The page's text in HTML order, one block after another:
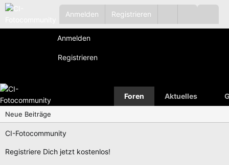
Anmelden Registrieren
Anmelden
Registrieren
Foren Aktuelles
Neue Beiträge
CI-Fotocommunity
Registriere Dich jetzt kostenlos!